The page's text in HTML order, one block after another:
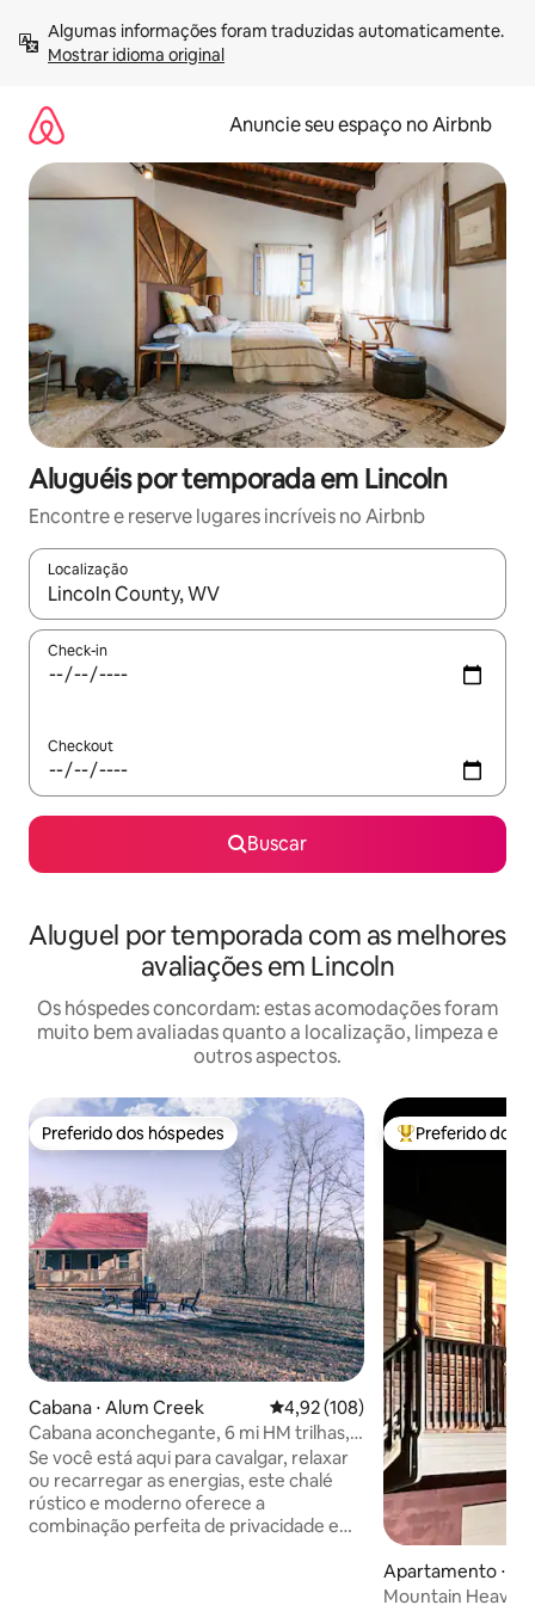
para
Mostrar idioma original
Anuncie seu espaço no Airbnb
Aluguéis por temporada em Lincoln
Encontre e reserve lugares incríveis no Airbnb
Localização
Quando os resultados estiverem disponíveis, explore-os
Check-in
Checkout
Buscar
Aluguel por temporada com as melhores
avaliações em Lincoln
Os hóspedes concordam: estas acomodações foram
muito bem avaliadas quanto a localização, limpeza e
outros aspectos.
Preferido dos hóspedes
Preferido dos hóspedes
Cabana ⋅ Alum Creek 4,92 de uma avaliação média de
4,92 (108)
Cabana aconchegante, 6 mi HM trilhas,
12 mi Charleston
Se você está aqui para cavalgar, relaxar
ou recarregar as energias, este chalé
rústico e moderno oferece a
combinação perfeita de privacidade e
Entre os
Preferido dos
Apartamento ⋅
Mountain